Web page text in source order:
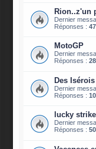
Rion..z'un
Dernier
Réponses :
MotoGP
Dernier
Réponses :
Des
Dernier
Réponses :
lucky
Dernier
Réponses :